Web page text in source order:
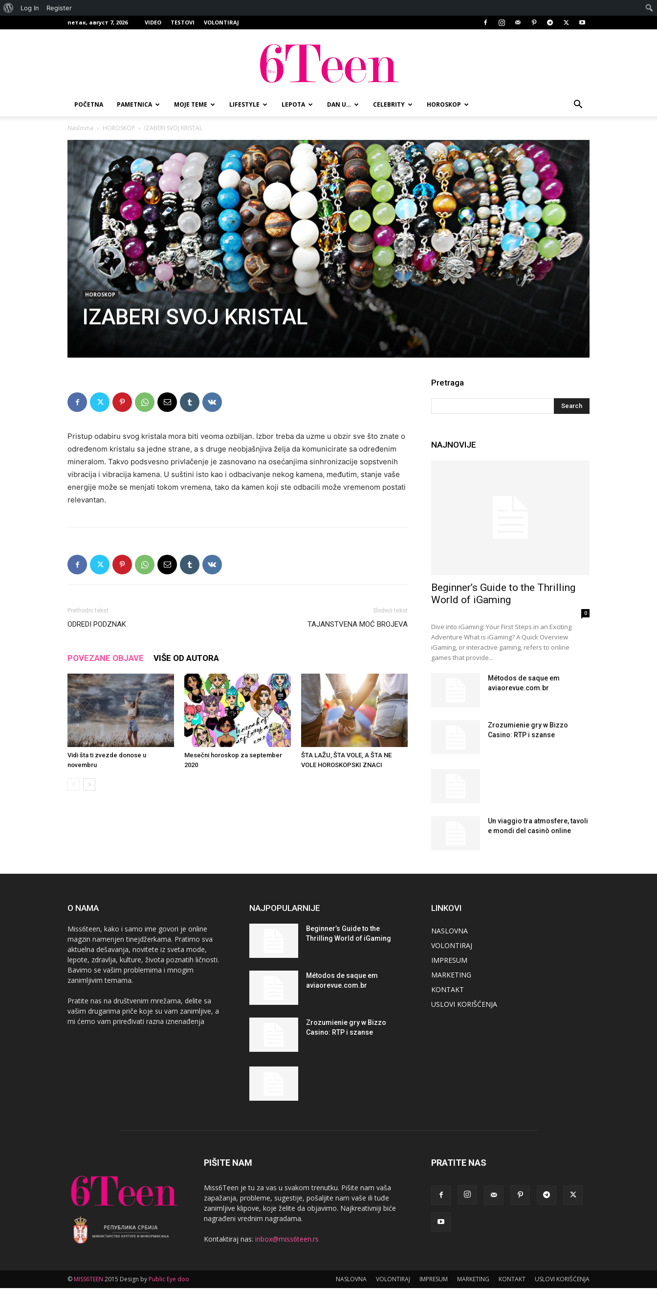
петак, август 7, 2026 VIDEO TESTOVI VOLONTIRAJ
POČETNA PAMETNICA MOJE TEME LIFESTYLE LEPOTA DAN U… CELEBRITY HOROSKOP
Naslovna HOROSKOP IZABERI SVOJ KRISTAL
HOROSKOP
IZABERI SVOJ KRISTAL
Pristup odabiru svog kristala mora biti veoma ozbiljan. Izbor treba da uzme u obzir sve što znate o
određenom kristalu sa jedne strane, a s druge neobjašnjiva želja da komunicirate sa određenim
mineralom. Takvo podsvesno privlačenje je zasnovano na osećanjima sinhronizacije sopstvenih
vibracija i vibracija kamena. U suštini isto kao i odbacivanje nekog kamena, međutim, stanje vaše
energije može se menjati tokom vremena, tako da kamen koji ste odbacili može vremenom postati
relevantan.
Prethodni tekst
ODREDI PODZNAK
Sledeći tekst
TAJANSTVENA MOĆ BROJEVA
POVEZANE OBJAVE VIŠE OD AUTORA
Vidi šta ti zvezde donose u
novembru
Mesečni horoskop za september
2020
ŠTA LAŽU, ŠTA VOLE, A ŠTA NE
VOLE HOROSKOPSKI ZNACI
Pretraga
NAJNOVIJE
Beginner’s Guide to the Thrilling
World of iGaming
0
Dive into iGaming: Your First Steps in an Exciting
Adventure What is iGaming? A Quick Overview
iGaming, or interactive gaming, refers to online
games that provide...
Métodos de saque em
aviaorevue.com.br
Zrozumienie gry w Bizzo
Casino: RTP i szanse
Un viaggio tra atmosfere, tavoli
e mondi del casinò online
O NAMA
Miss6teen, kako i samo ime govori je online
magzin namenjen tinejdžerkama. Pratimo sva
aktuelna dešavanja, novitete iz sveta mode,
lepote, zdravlja, kulture, života poznatih ličnosti.
Bavimo se vašim problemima i mnogim
zanimljivim temama.
Pratite nas na društvenim mrežama, delite sa
vašim drugarima priče koje su vam zanimljive, a
mi ćemo vam priređivati razna iznenađenja
NAJPOPULARNIJE
Beginner’s Guide to the
Thrilling World of iGaming
Métodos de saque em
aviaorevue.com.br
Zrozumienie gry w Bizzo
Casino: RTP i szanse
LINKOVI
NASLOVNA
VOLONTIRAJ
IMPRESUM
MARKETING
KONTAKT
USLOVI KORIŠĆENJA
PIŠITE NAM
Miss6Teen je tu za vas u svakom trenutku. Pišite nam vaša
zapažanja, probleme, sugestije, pošaljite nam vaše ili tuđe
zanimljive klipove, koje želite da objavimo. Najkreativniji biće
nagrađeni vrednim nagradama.
Kontaktiraj nas: inbox@miss6teen.rs
PRATITE NAS
NASLOVNA VOLONTIRAJ IMPRESUM MARKETING KONTAKT USLOVI KORIŠĆENJA
© MISS6TEEN 2015 Design by Public Eye doo
Log In Register